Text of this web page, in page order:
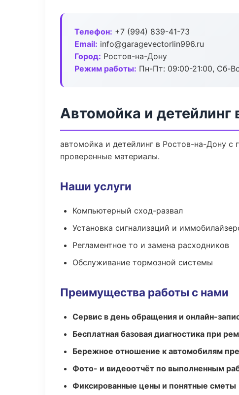
Телефон: +7 (994) 839-41-73
Email: info@garagevectorlin996.ru
Город: Ростов-на-Дону
Режим работы: Пн-Пт: 09:00-21:00, Сб-
Автомойка и
автомойка и детейлинг в Ростов-на-Дону с
проверенные материалы.
Наши услуги
Компьютерный сход-развал
Установка сигнализаций и
Регламентное то и замена расходников
Обслуживание тормозной системы
Преимущества работы с нами
Сервис в день обращения и онлайн-
Бесплатная базовая диагностика при
Бережное отношение к автомобилям
Фото- и видеоотчёт по выполненным
Фиксированные цены и понятные сметы